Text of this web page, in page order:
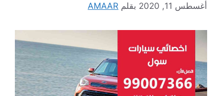
أغسطس 11, 2020 بقلم AMAAR